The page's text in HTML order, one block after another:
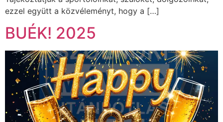
ezzel együtt a közvéleményt, hogy a […]
BUÉK! 2025